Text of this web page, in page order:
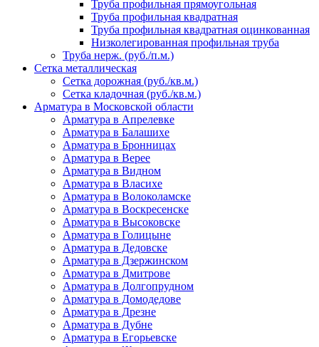
Труба профильная прямоугольная
Труба профильная квадратная
Труба профильная квадратная оцинкованная
Низколегированная профильная труба
Труба нерж. (руб./п.м.)
Сетка металлическая
Сетка дорожная (руб./кв.м.)
Сетка кладочная (руб./кв.м.)
Арматура в Московской области
Арматура в Апрелевке
Арматура в Балашихе
Арматура в Бронницах
Арматура в Верее
Арматура в Видном
Арматура в Власихе
Арматура в Волоколамске
Арматура в Воскресенске
Арматура в Высоковске
Арматура в Голицыне
Арматура в Дедовске
Арматура в Дзержинском
Арматура в Дмитрове
Арматура в Долгопрудном
Арматура в Домодедове
Арматура в Дрезне
Арматура в Дубне
Арматура в Егорьевске